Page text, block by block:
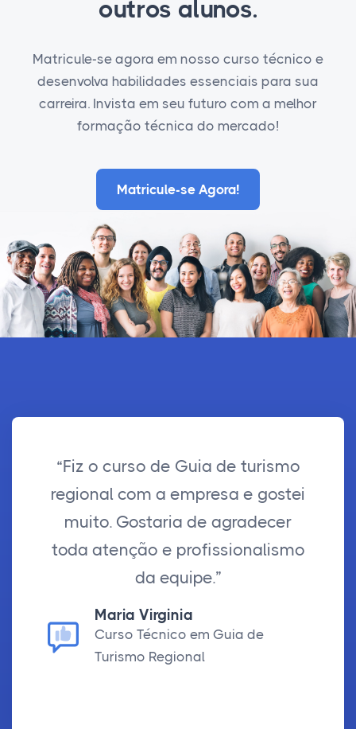
outros alunos.
Matricule-se agora em nosso curso técnico e
desenvolva habilidades essenciais para sua
carreira. Invista em seu futuro com a melhor
formação técnica do mercado!
Matricule-se Agora!
“Fiz o curso de Guia de turismo
regional com a empresa e gostei
muito. Gostaria de agradecer
toda atenção e profissionalismo
da equipe.”
Maria Virginia
Curso Técnico em Guia de
Turismo Regional